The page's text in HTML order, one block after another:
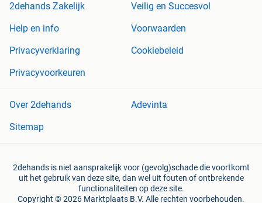
2dehands Zakelijk
Veilig en Succesvol
Help en info
Voorwaarden
Privacyverklaring
Cookiebeleid
Privacyvoorkeuren
Over 2dehands
Adevinta
Sitemap
2dehands is niet aansprakelijk voor (gevolg)schade die voortkomt
uit het gebruik van deze site, dan wel uit fouten of ontbrekende
functionaliteiten op deze site.
Copyright © 2026 Marktplaats B.V. Alle rechten voorbehouden.